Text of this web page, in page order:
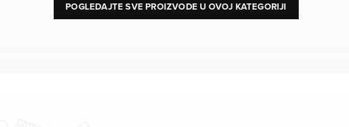
POGLEDAJTE SVE PROIZVODE U OVOJ KATEGORIJI